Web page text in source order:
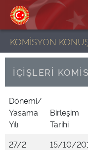
KOMİSYON
İÇİŞLERİ
Dönemi/
Yasama
Yılı
Birleşim
Tarihi
27/2
15/10/